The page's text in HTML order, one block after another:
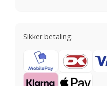
Sikker betaling: